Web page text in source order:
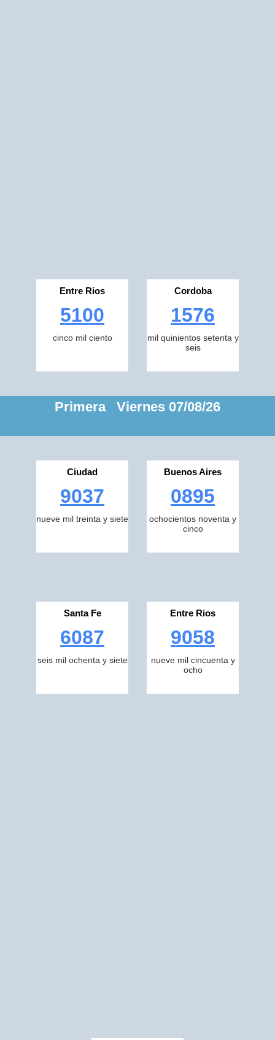
Entre Rios
5100
cinco mil ciento
Cordoba
1576
mil quinientos setenta y
seis
Primera Viernes 07/08/26
Ciudad
9037
nueve mil treinta y siete
Buenos Aires
0895
ochocientos noventa y
cinco
Santa Fe
6087
seis mil ochenta y siete
Entre Rios
9058
nueve mil cincuenta y
ocho